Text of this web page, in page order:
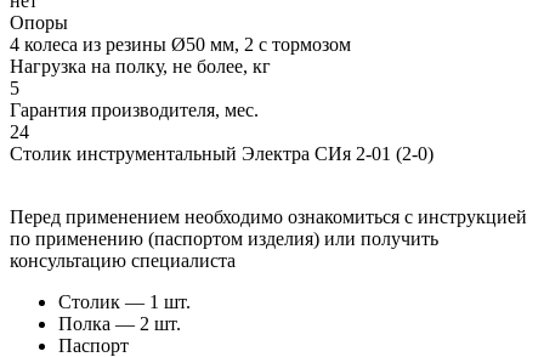
Опоры
4 колеса из резины Ø50 мм, 2 с тормозом
Нагрузка на полку, не более, кг
5
Гарантия производителя, мес.
24
Столик инструментальный Электра СИя 2-01 (2-0)
Перед применением необходимо ознакомиться с инструкцией
по применению (паспортом изделия) или получить
консультацию специалиста
Столик — 1 шт.
Полка — 2 шт.
Паспорт